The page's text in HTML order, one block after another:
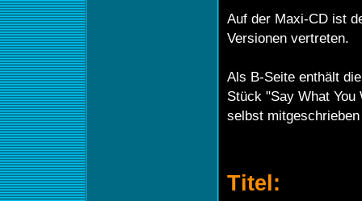
Auf der Maxi-CD ist
Versionen vertreten.
Als B-Seite enthält
Stück "Say What You
selbst
Titel: